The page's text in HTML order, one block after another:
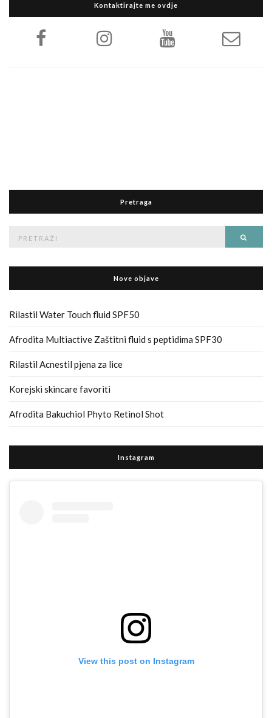
Kontaktirajte me ovdje
Pretraga
Nove objave
Rilastil Water Touch fluid SPF50
Afrodita Multiactive Zaštitni fluid s peptidima SPF30
Rilastil Acnestil pjena za lice
Korejski skincare favoriti
Afrodita Bakuchiol Phyto Retinol Shot
Instagram
View this post on Instagram